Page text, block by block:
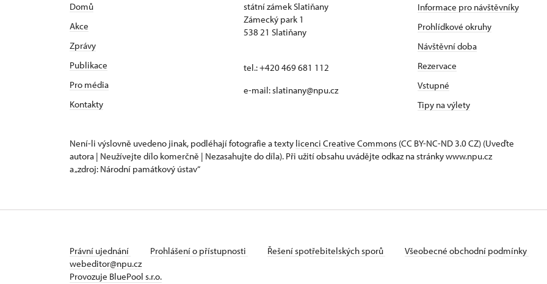
Domů
Akce
Zprávy
Publikace
Pro média
Kontakty
státní zámek Slatiňany
Zámecký park 1
538 21 Slatiňany
tel.: +420 469 681 112
e-mail: slatinany@npu.cz
Informace pro návštěvníky
Prohlídkové okruhy
Návštěvní doba
Rezervace
Vstupné
Tipy na výlety
Není-li výslovně uvedeno jinak, podléhají fotografie a texty licenci Creative Commons (CC BY-NC-ND 3.0 CZ) (Uveďte
autora | Neužívejte dílo komerčně | Nezasahujte do díla). Při užití obsahu uvádějte odkaz na stránky www.npu.cz
a „zdroj: Národní památkový ústav“
Právní ujednání Prohlášení o přístupnosti Řešení spotřebitelských sporů
Všeobecné obchodní podmínky
webeditor@npu.cz
Provozuje BluePool s.r.o.